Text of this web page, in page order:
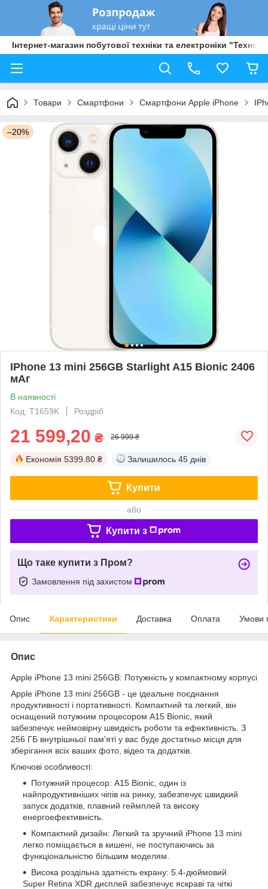
Інтернет-магазин побутової техніки та електроніки "Техно
Товари Смартфони Смартфони Apple iPhone
–20%
IPhone 13 mini 256GB Starlight A15 Bionic 2406
мАг
В наявності
Код: T1659K
Роздріб
21 599,20 ₴ 26 999 ₴
Економія 5399.80 ₴ Залишилось 45 днів
Купити
або
Купити з
Що таке купити з Пром?
Замовлення під захистом
Опис Характеристики Доставка Оплата Умови
Опис
Apple iPhone 13 mini 256GB: Потужність у компактному корпусі
Apple iPhone 13 mini 256GB - це ідеальне поєднання
продуктивності і портативності. Компактний та легкий, він
оснащений потужним процесором A15 Bionic, який
забезпечує неймовірну швидкість роботи та ефективність. З
256 ГБ внутрішньої пам'яті у вас буде достатньо місця для
зберігання всіх ваших фото, відео та додатків.
Ключові особливості:
Потужний процесор: A15 Bionic, один із
найпродуктивніших чіпів на ринку, забезпечує швидкий
запуск додатків, плавний геймплей та високу
енергоефективність.
Компактний дизайн: Легкий та зручний iPhone 13 mini
легко поміщається в кишені, не поступаючись за
функціональністю більшим моделям.
Висока роздільна здатність екрану: 5.4-дюймовий
Super Retina XDR дисплей забезпечує яскраві та чіткі